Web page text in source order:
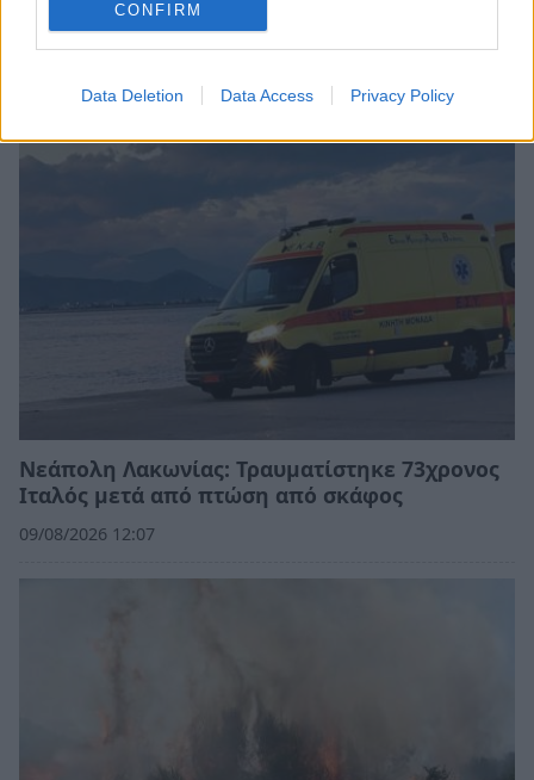
CONFIRM
Data Deletion Data Access Privacy Policy
Νεάπολη Λακωνίας: Τραυματίστηκε 73χρονος
Ιταλός μετά από πτώση από σκάφος
09/08/2026 12:07